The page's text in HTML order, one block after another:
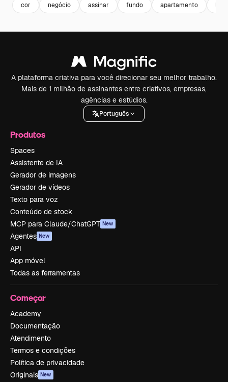
cor negócio assinar fundo apartamento
A plataforma criativa para você direcionar seu melhor trabalho.
Mais de 1 milhão de assinantes entre criativos, empresas,
agências e estúdios.
Português
Produtos
Spaces
Assistente de IA
Gerador de imagens
Gerador de vídeos
Texto para voz
Conteúdo de stock
MCP para Claude/ChatGPT New
Agentes New
API
App móvel
Todas as ferramentas
Começar
Academy
Documentação
Atendimento
Termos e condições
Política de privacidade
Originais New